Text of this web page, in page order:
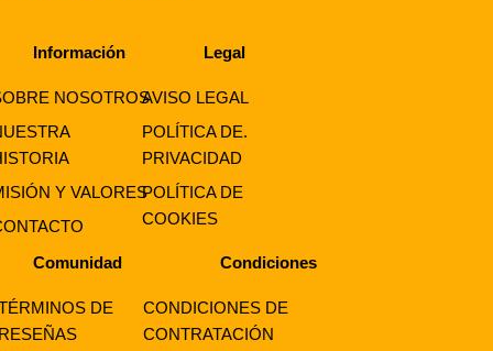
Información Legal
NOSOTROS
Y VALORES
AVISO LEGAL
POLÍTICA DE.
PRIVACIDAD
POLÍTICA DE
COOKIES
Comunidad Condiciones
DE
CONDICIONES DE
CONTRATACIÓN